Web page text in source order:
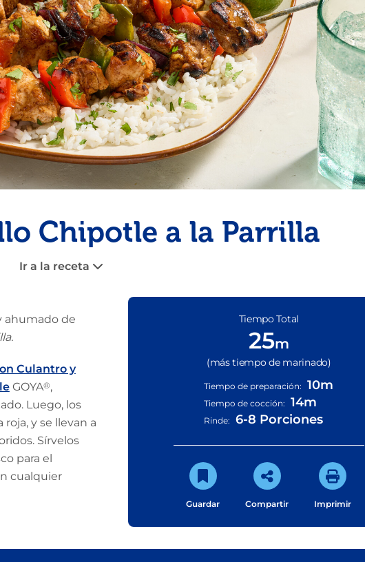
Pescado
Camarón
Chipotle a la Parrilla
Ir a la receta
ahumado de
Culantro y
GOYA®,
Luego, los
y se llevan a
Sírvelos
para el
cualquier
Tiempo Total
25m
(más tiempo de marinado)
Tiempo de preparación: 10m
Tiempo de cocción: 14m
Rinde: 6-8 Porciones
Guardar Compartir Imprimir